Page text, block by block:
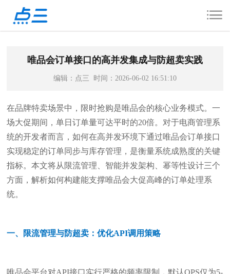
唯品会订单接口的高并发集成与防超卖实践
编辑：点三 时间：2026-06-02 16:51:10
在品牌特卖场景中，限时抢购是唯品会的核心业务模式。一
场大促期间，单日订单量可达平时的20倍。对于电商管理系
统的开发者而言，如何在高并发环境下通过唯品会订单接口
实现稳定的订单同步与库存管理，是衡量系统成熟度的关键
指标。本文将从限流管理、智能并发架构、幂等性设计三个
方面，解析如何构建能支撑唯品会大促高峰的订单处理系
统。
一、限流管理与防超卖：优化API调用策略
唯品会平台对API接口实行严格的频率限制，默认QPS仅为5-